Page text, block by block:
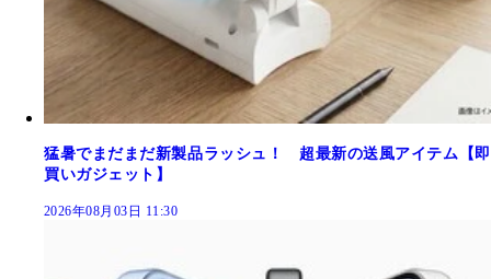
猛暑でまだまだ新製品ラッシュ！ 超最新の送風アイテム【即
買いガジェット】
2026年08月03日 11:30